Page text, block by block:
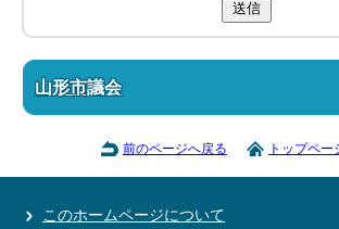
送信
山形市議会
前のページへ戻る トップペー
このホームページについて